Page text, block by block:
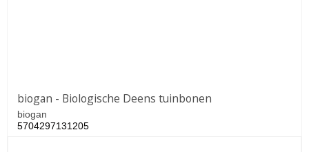
biogan - Biologische Deens tuinbonen
biogan
5704297131205